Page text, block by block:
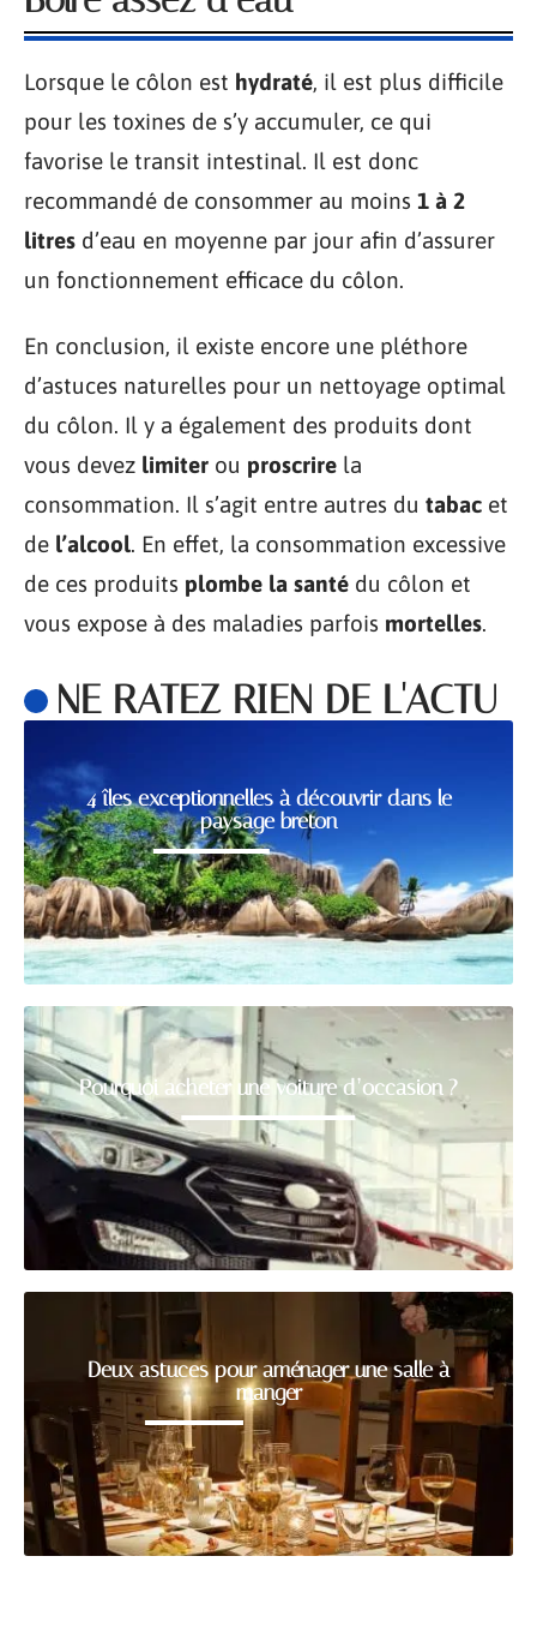
Lorsque le côlon est hydraté, il est plus difficile
pour les toxines de s’y accumuler, ce qui
favorise le transit intestinal. Il est donc
recommandé de consommer au moins 1 à 2
litres d’eau en moyenne par jour afin d’assurer
un fonctionnement efficace du côlon.
En conclusion, il existe encore une pléthore
d’astuces naturelles pour un nettoyage optimal
du côlon. Il y a également des produits dont
vous devez limiter ou proscrire la
consommation. Il s’agit entre autres du tabac et
de l’alcool. En effet, la consommation excessive
de ces produits plombe la santé du côlon et
vous expose à des maladies parfois mortelles.
NE RATEZ RIEN DE L'ACTU
4 îles exceptionnelles à découvrir dans le
paysage breton
Pourquoi acheter une voiture d’occasion ?
Deux astuces pour aménager une salle à
manger